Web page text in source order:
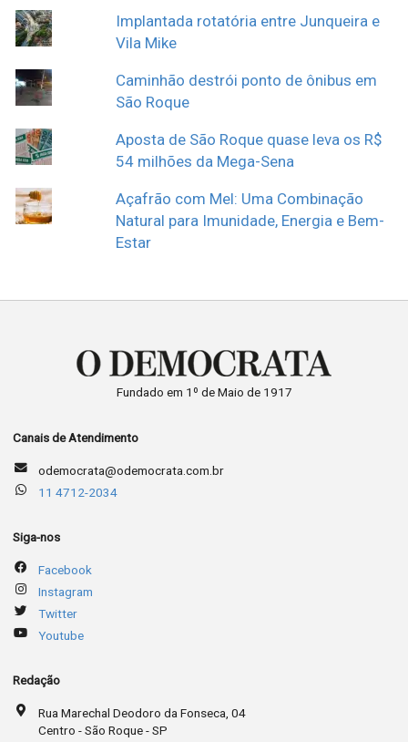
Implantada rotatória entre Junqueira e
Vila Mike
Caminhão destrói ponto de ônibus em
São Roque
Aposta de São Roque quase leva os R$
54 milhões da Mega-Sena
Açafrão com Mel: Uma Combinação
Natural para Imunidade, Energia e Bem-
Estar
Fundado em 1º de Maio de 1917
Canais de Atendimento
odemocrata@odemocrata.com.br
11 4712-2034
Siga-nos
Facebook
Instagram
Twitter
Youtube
Redação
Rua Marechal Deodoro da Fonseca, 04
Centro - São Roque - SP